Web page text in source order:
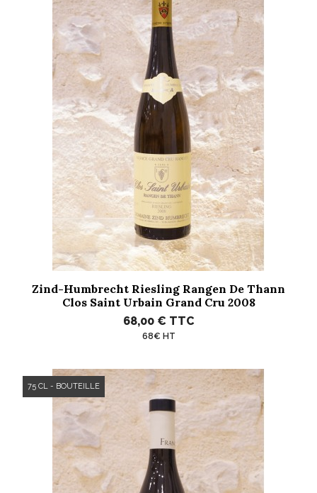
Zind-Humbrecht Riesling Rangen De Thann
Clos Saint Urbain Grand Cru 2008
68,00 € TTC
68€ HT
75 CL - BOUTEILLE